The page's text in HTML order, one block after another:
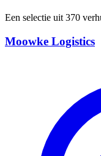
Een selectie uit 370
Moowke Logistics